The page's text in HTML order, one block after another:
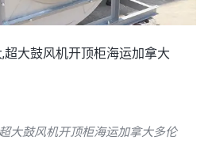
超大鼓风机开顶柜海运加拿大
大鼓风机开顶柜海运加拿大多伦